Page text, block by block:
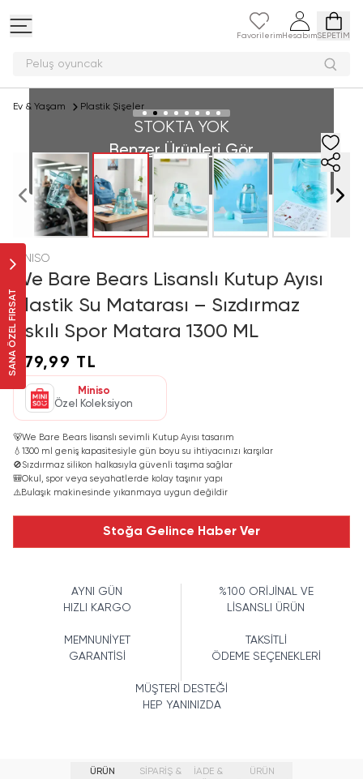
Favorilerim HesabımSEPETİM
Peluş oyuncak ara
SANA ÖZEL FIRSAT
Ev & Yaşam Plastik Şişeler
STOKTA YOK
Benzer Ürünleri Gör
MINISO
We Bare Bears Lisanslı Kutup Ayısı
Plastik Su Matarası – Sızdırmaz
Askılı Spor Matara 1300 ML
379,99 TL
Miniso
Özel Koleksiyon
🐻We Bare Bears lisanslı sevimli Kutup Ayısı tasarım
💧 1300 ml geniş kapasitesiyle gün boyu su ihtiyacınızı karşılar
🚫Sızdırmaz silikon halkasıyla güvenli taşıma sağlar
🎒Okul, spor veya seyahatlerde kolay taşınır yapı
⚠️ Bulaşık makinesinde yıkanmaya uygun değildir
Stoğa Gelince Haber Ver
AYNI GÜN
HIZLI KARGO
%100 ORİJİNAL VE
LİSANSLI ÜRÜN
MEMNUNİYET
GARANTİSİ
TAKSİTLİ
ÖDEME SEÇENEKLERİ
MÜŞTERİ DESTEĞİ
HEP YANINIZDA
ÜRÜN
SİPARİŞ &
İADE &
ÜRÜN